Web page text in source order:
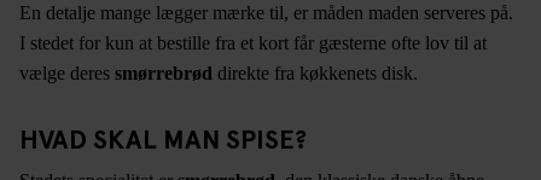
En detalje mange lægger mærke til, er måden maden serveres på.
I stedet for kun at bestille fra et kort får gæsterne ofte lov til at
vælge deres smørrebrød direkte fra køkkenets disk.
HVAD SKAL MAN SPISE?